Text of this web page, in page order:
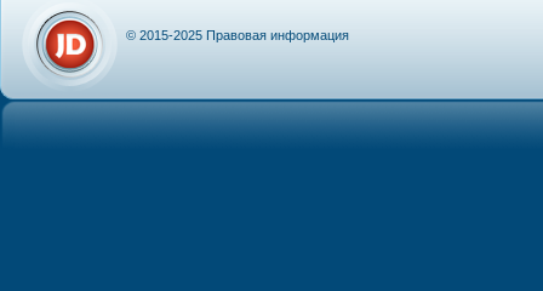
© 2015-2025 Правовая информация